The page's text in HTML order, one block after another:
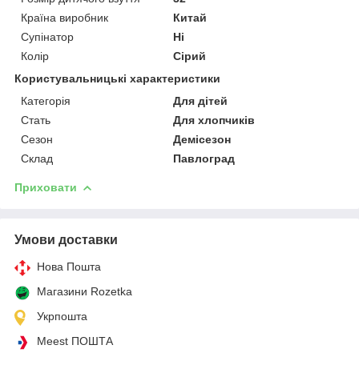
Країна виробник
Китай
Супінатор
Ні
Колір
Сірий
Користувальницькі характеристики
Категорія
Для дітей
Стать
Для хлопчиків
Сезон
Демісезон
Склад
Павлоград
Приховати
Умови доставки
Нова Пошта
Магазини Rozetka
Укрпошта
Meest ПОШТА